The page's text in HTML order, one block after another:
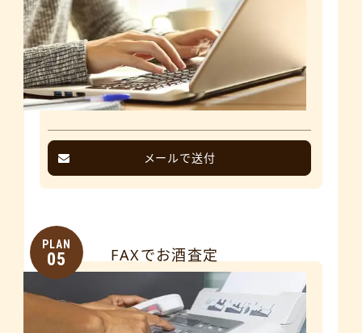
メールで送付
PLAN
05 FAXでお酒査定